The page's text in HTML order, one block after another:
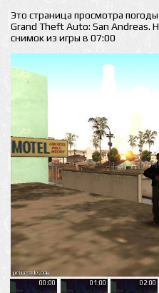
Это страница просмотра
Grand Theft Auto: San Andreas.
снимок из игры в 07:00
00:00 01:00 02:00